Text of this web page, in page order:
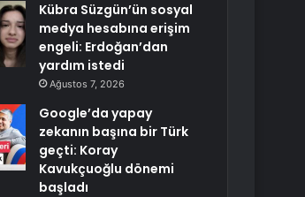
Kübra Süzgün’ün sosyal
medya hesabına erişim
engeli: Erdoğan’dan
yardım istedi
Ağustos 7, 2026
Google’da yapay
zekanın başına bir Türk
geçti: Koray
Kavukçuoğlu dönemi
başladı